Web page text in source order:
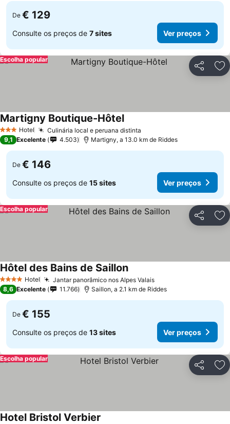
De € 129
Consulte os preços de 7 sites Ver preços
Partilhar
Escolha popular
3 EstrelasHotel Culinária local e peruana distinta
Martigny Boutique-Hôtel
9,1 Excelente 4.503 Martigny, a 13.0 km de Riddes
De € 146
Consulte os preços de 15 sites Ver preços
Partilhar
Escolha popular
4 EstrelasHotel Jantar panorâmico nos Alpes Valais
Hôtel des Bains de Saillon
8,6 Excelente 11.766 Saillon, a 2.1 km de Riddes
De € 155
Consulte os preços de 13 sites Ver preços
Partilhar
Escolha popular
Hotel Bristol Verbier